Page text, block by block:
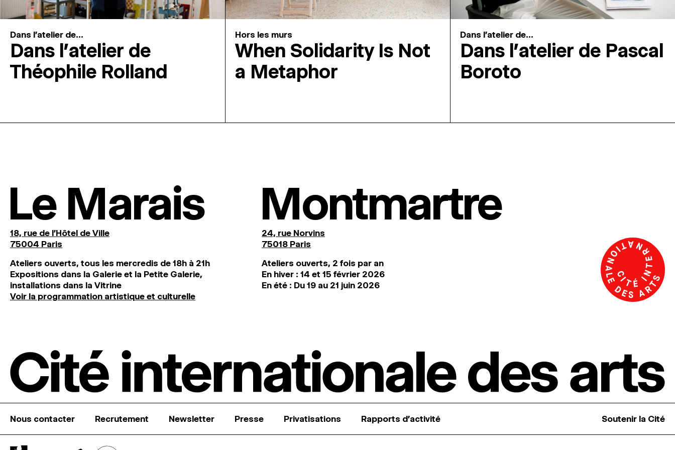
Dans l'atelier de...
Dans l’atelier de
Théophile Rolland
Hors les murs
When Solidarity Is Not
a Metaphor
Dans l'atelier de...
Dans l’atelier de Pascal
Boroto
Le Marais
18, rue de l'Hôtel de Ville
75004 Paris
Ateliers ouverts, tous les mercredis de 18h à 21h
Expositions dans la Galerie et la Petite Galerie,
installations dans la Vitrine
Voir la programmation artistique et culturelle
Montmartre
24, rue Norvins
75018 Paris
Ateliers ouverts, 2 fois par an
En hiver : 14 et 15 février 2026
En été : Du 19 au 21 juin 2026
Nous contacter Recrutement Newsletter Presse Privatisations Rapports d’activité Soutenir la Cité